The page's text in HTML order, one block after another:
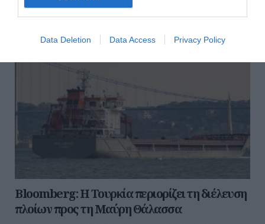
Data Deletion Data Access Privacy Policy
Bloomberg: Η Τουρκία περιορίζει τη διέλευση
πλοίων προς τη Μαύρη Θάλασσα